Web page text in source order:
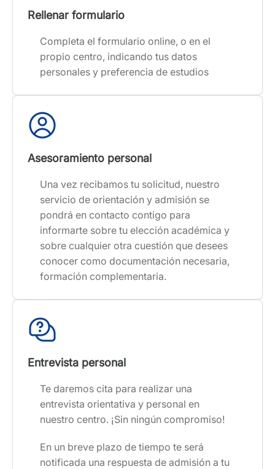
Rellenar formulario
Completa el formulario online, o en el
propio centro, indicando tus datos
personales y preferencia de estudios
Asesoramiento personal
Una vez recibamos tu solicitud, nuestro
servicio de orientación y admisión se
pondrá en contacto contigo para
informarte sobre tu elección académica y
sobre cualquier otra cuestión que desees
conocer como documentación necesaria,
formación complementaria.
Entrevista personal
Te daremos cita para realizar una
entrevista orientativa y personal en
nuestro centro. ¡Sin ningún compromiso!
En un breve plazo de tiempo te será
notificada una respuesta de admisión a tu